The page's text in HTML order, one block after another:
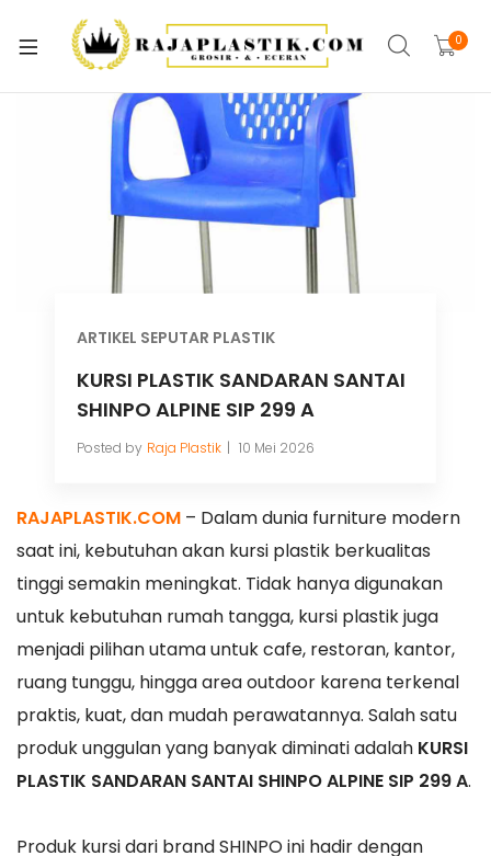
0
ARTIKEL SEPUTAR PLASTIK
KURSI PLASTIK SANDARAN SANTAI
SHINPO ALPINE SIP 299 A
Posted by Raja Plastik 10 Mei 2026
RAJAPLASTIK.COM – Dalam dunia furniture modern
saat ini, kebutuhan akan kursi plastik berkualitas
tinggi semakin meningkat. Tidak hanya digunakan
untuk kebutuhan rumah tangga, kursi plastik juga
menjadi pilihan utama untuk cafe, restoran, kantor,
ruang tunggu, hingga area outdoor karena terkenal
praktis, kuat, dan mudah perawatannya. Salah satu
produk unggulan yang banyak diminati adalah KURSI
PLASTIK SANDARAN SANTAI SHINPO ALPINE SIP 299 A.
Produk kursi dari brand SHINPO ini hadir dengan